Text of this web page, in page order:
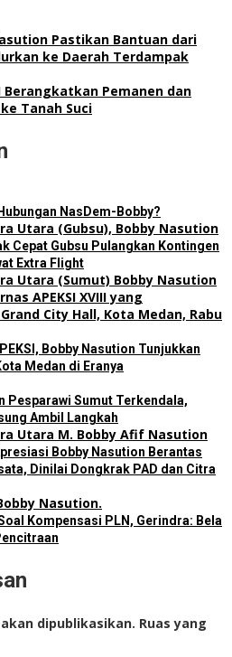
Pastikan Bantuan dari
ke Daerah Terdampak
Berangkatkan Pemanen dan
Tanah Suci
NasDem-Bobby?
Cepat Gubsu Pulangkan Kontingen
Extra Flight
Bobby Nasution Tunjukkan
Medan di Eranya
Pesparawi Sumut Terkendala,
Ambil Langkah
Bobby Nasution Berantas
Dinilai Dongkrak PAD dan Citra
Soal Kompensasi PLN, Gerindra: Bela
dipublikasikan. Ruas yang